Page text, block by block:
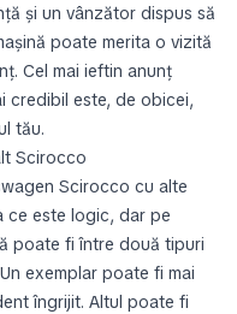
și un vânzător dispus să
poate merita o vizită
Cel mai ieftin anunț
credibil este, de obicei,
tău.
Scirocco
Scirocco cu alte
ce este logic, dar pe
poate fi între două tipuri
exemplar poate fi mai
îngrijit. Altul poate fi